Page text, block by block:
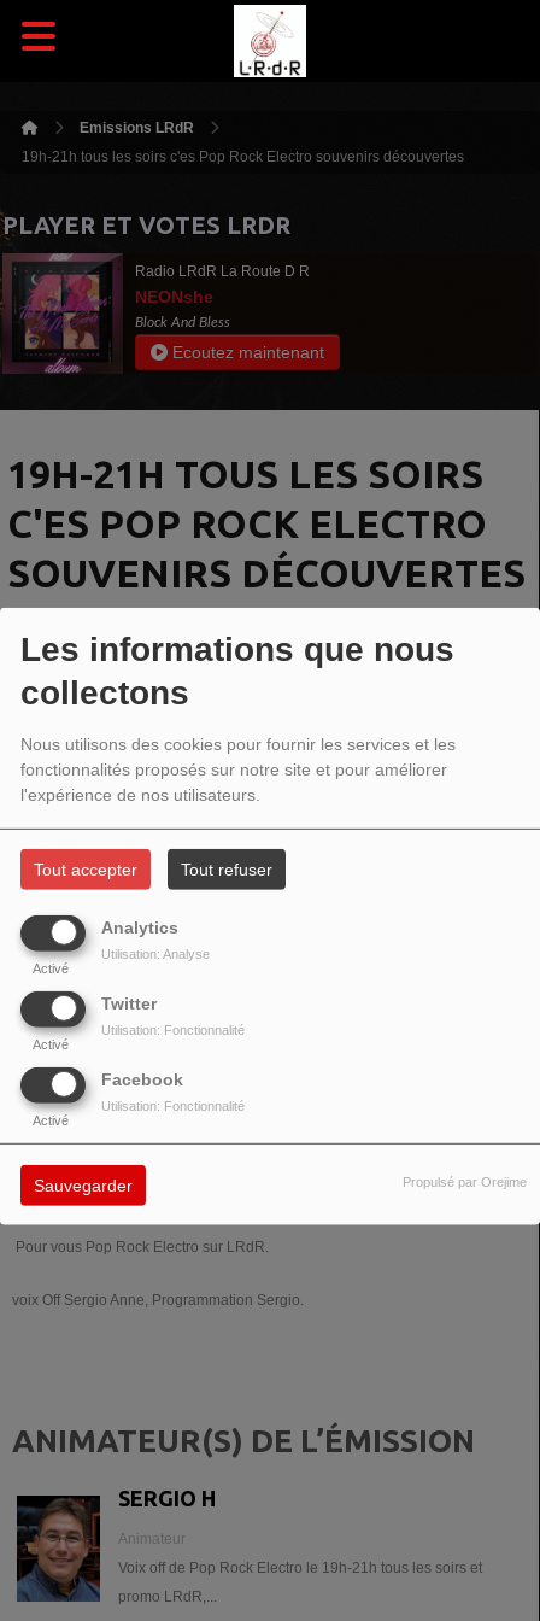
Les informations que nous
collectons
Nous utilisons des cookies pour fournir les services et les
fonctionnalités proposés sur notre site et pour améliorer
l'expérience de nos utilisateurs.
Tout accepter Tout refuser
Analytics
Activé
Utilisation: Analyse
Twitter
Activé
Utilisation: Fonctionnalité
Facebook
Activé
Utilisation: Fonctionnalité
Sauvegarder Propulsé par Orejime
Emissions LRdR
19h-21h tous les soirs c'es Pop Rock Electro souvenirs découvertes
PLAYER ET VOTES LRDR
Radio LRdR La Route D R
NEONshe
Block And Bless
Ecoutez maintenant
19H-21H TOUS LES SOIRS
C'ES POP ROCK ELECTRO
SOUVENIRS DÉCOUVERTES
TOUTE LA SEMAINE, DE 19:00 À 21:00
Pour vous Pop Rock Electro sur LRdR.
voix Off Sergio Anne, Programmation Sergio.
ANIMATEUR(S) DE L’ÉMISSION
SERGIO H
Animateur
Voix off de Pop Rock Electro le 19h-21h tous les soirs et
promo LRdR,...